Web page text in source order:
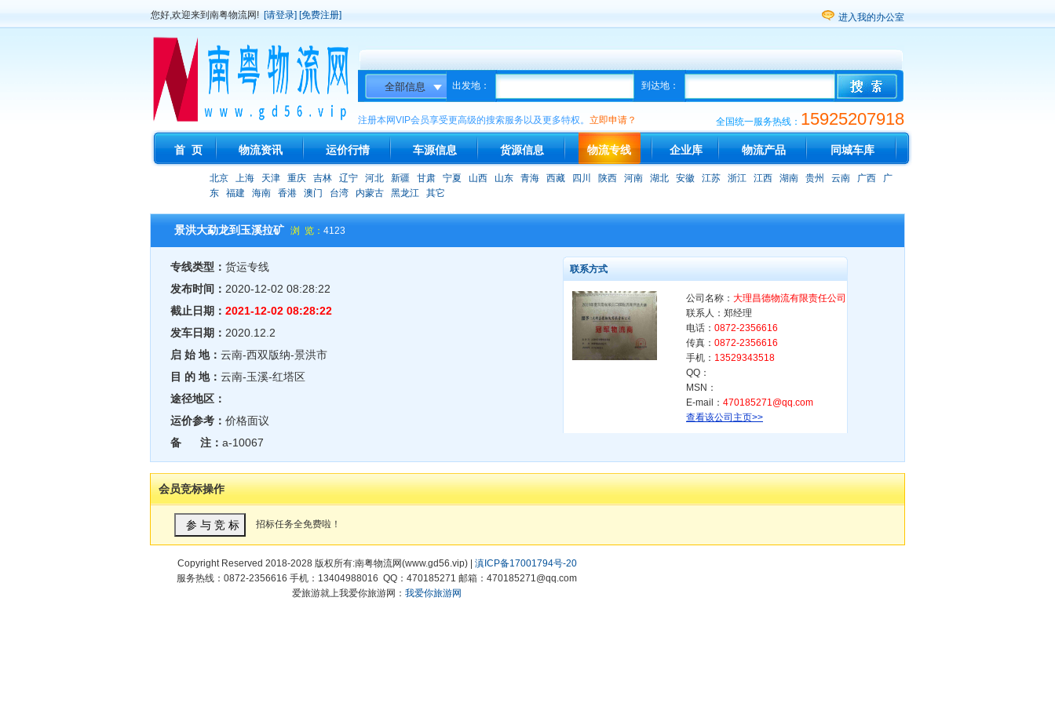
您好,欢迎来到南粤物流网! [请登录] [免费注册] 进入我的办公室
出发地： 到达地：
注册本网VIP会员享受更高级的搜索服务以及更多特权。 立即申请？ 全国统一服务热线： 15925207918
首 页 物流资讯 运价行情 车源信息 货源信息 物流专线 企业库 物流产品 同城车库
北京 上海 天津 重庆 吉林 辽宁 河北 新疆 甘肃 宁夏 山西 山东 青海 西藏 四川 陕西 河南 湖北 安徽 江苏 浙江 江西 湖南 贵州 云南 广西
广
东
福建 海南 香港 澳门 台湾 内蒙古 黑龙江 其它
景洪大勐龙到玉溪拉矿 浏 览： 4123
专线类型： 货运专线
发布时间： 2020-12-02 08:28:22
截止日期： 2021-12-02 08:28:22
发车日期： 2020.12.2
启 始 地： 云南-西双版纳-景洪市
目 的 地： 云南-玉溪-红塔区
途径地区：
运价参考： 价格面议
备 注： a-10067
联系方式
公司名称： 大理昌德物流有限责任公司
联系人：郑经理
电话： 0872-2356616
传真： 0872-2356616
手机： 13529343518
QQ：
MSN：
E-mail： 470185271@qq.com
查看该公司主页>>
会员竞标操作
招标任务全免费啦！
Copyright Reserved 2018-2028 版权所有:南粤物流网(www.gd56.vip) | 滇ICP备17001794号-20
服务热线：0872-2356616 手机：13404988016 QQ：470185271 邮箱：470185271@qq.com
爱旅游就上我爱你旅游网： 我爱你旅游网